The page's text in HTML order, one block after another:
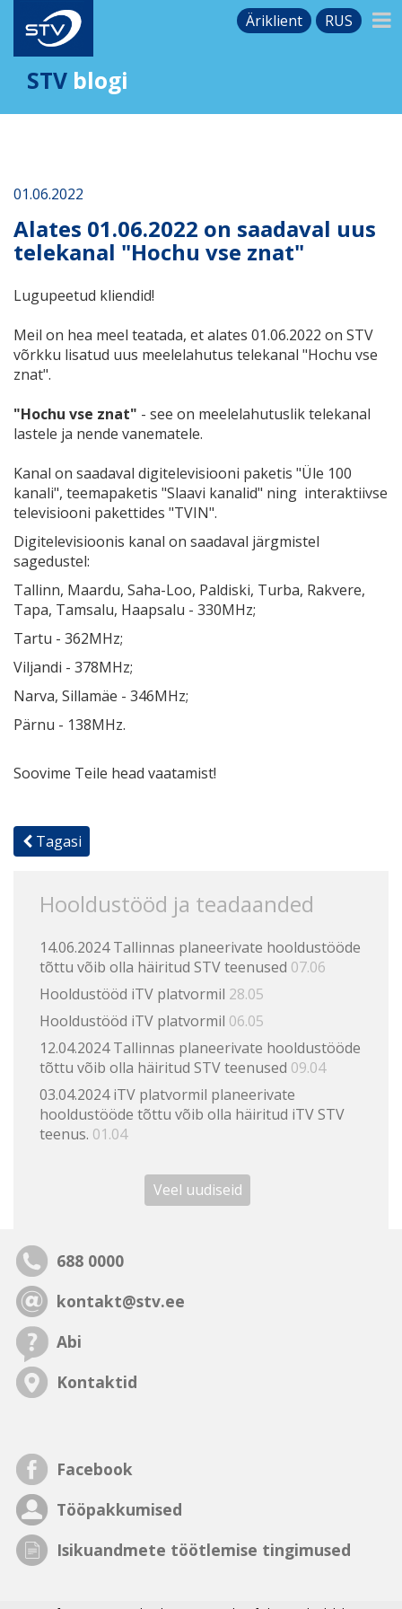
Äriklient RUS
STV blogi
01.06.2022
Alates 01.06.2022 on saadaval uus
telekanal "Hochu vse znat"
Lugupeetud kliendid!
Meil on hea meel teatada, et alates 01.06.2022 on STV
võrkku lisatud uus meelelahutus telekanal "Hochu vse
znat".
"Hochu vse znat" - see on meelelahutuslik telekanal
lastele ja nende vanematele.
Kanal on saadaval digitelevisiooni paketis "Üle 100
kanali", teemapaketis "Slaavi kanalid" ning interaktiivse
televisiooni pakettides "TVIN".
Digitelevisioonis kanal on saadaval järgmistel
sagedustel:
Tallinn, Maardu, Saha-Loo, Paldiski, Turba, Rakvere,
Tapa, Tamsalu, Haapsalu - 330MHz;
Tartu - 362MHz;
Viljandi - 378MHz;
Narva, Sillamäe - 346MHz;
Pärnu - 138MHz.
Soovime Teile head vaatamist!
Tagasi
Hooldustööd ja teadaanded
14.06.2024 Tallinnas planeerivate hooldustööde
tõttu võib olla häiritud STV teenused 07.06
Hooldustööd iTV platvormil 28.05
Hooldustööd iTV platvormil 06.05
12.04.2024 Tallinnas planeerivate hooldustööde
tõttu võib olla häiritud STV teenused 09.04
03.04.2024 iTV platvormil planeerivate
hooldustööde tõttu võib olla häiritud iTV STV
teenus. 01.04
Veel uudiseid
688 0000
kontakt@stv.ee
Abi
Kontaktid
Facebook
Tööpakkumised
Isikuandmete töötlemise tingimused